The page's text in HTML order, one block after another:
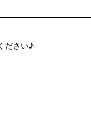
ださい♪